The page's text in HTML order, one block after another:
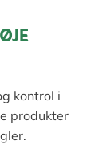
kontrol i
produkter